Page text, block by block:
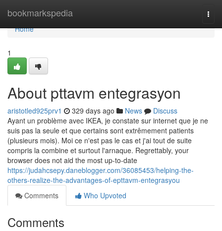
bookmarkspedia
Home
Home
1
About pttavm entegrasyon
aristotled925prv1 329 days ago News
Discuss
Ayant un problème avec IKEA, je constate sur internet que je ne
suis pas la seule et que certains sont extrêmement patients
(plusieurs mois). Moi ce n'est pas le cas et j'ai tout de suite
compris la combine et surtout l'arnaque. Regrettably, your
browser does not aid the most up-to-date
https://judahcsepy.daneblogger.com/36085453/helping-the-
others-realize-the-advantages-of-epttavm-entegrasyou
Comments
Who Upvoted
Comments